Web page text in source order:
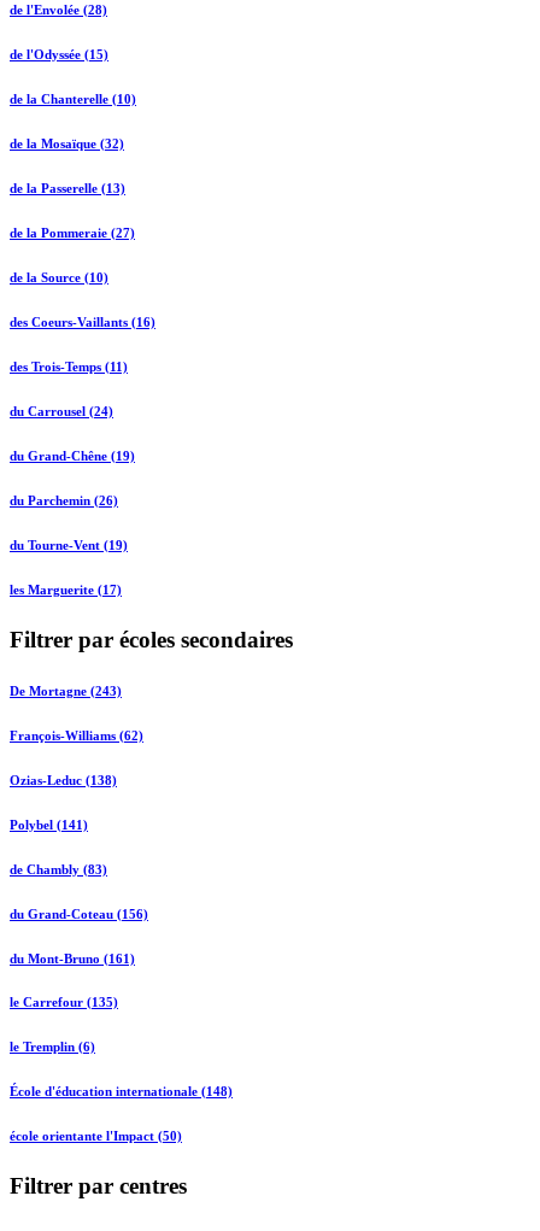
de l'Envolée (28)
de l'Odyssée (15)
de la Chanterelle (10)
de la Mosaïque (32)
de la Passerelle (13)
de la Pommeraie (27)
de la Source (10)
des Coeurs-Vaillants (16)
des Trois-Temps (11)
du Carrousel (24)
du Grand-Chêne (19)
du Parchemin (26)
du Tourne-Vent (19)
les Marguerite (17)
Filtrer par écoles secondaires
De Mortagne (243)
François-Williams (62)
Ozias-Leduc (138)
Polybel (141)
de Chambly (83)
du Grand-Coteau (156)
du Mont-Bruno (161)
le Carrefour (135)
le Tremplin (6)
École d'éducation internationale (148)
école orientante l'Impact (50)
Filtrer par centres